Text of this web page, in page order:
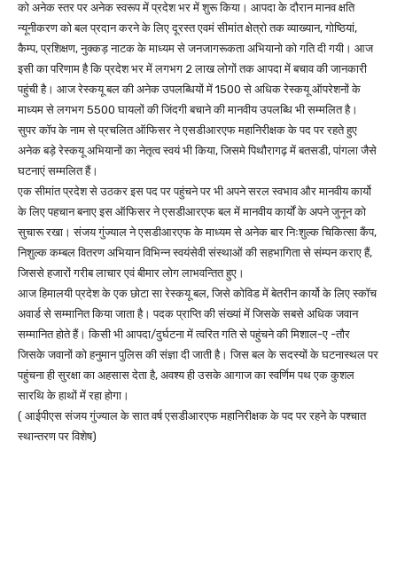
को अनेक स्तर पर अनेक स्वरूप में प्रदेश भर में शुरू किया। आपदा के दौरान मानव क्षति
न्यूनीकरण को बल प्रदान करने के लिए दूरस्त एवमं सीमांत क्षेत्रो तक व्याख्यान, गोष्ठियां,
कैम्प, प्रशिक्षण, नुक्कड़ नाटक के माध्यम से जनजागरूकता अभियानो को गति दी गयी। आज
इसी का परिणाम है कि प्रदेश भर में लगभग 2 लाख लोगों तक आपदा में बचाव की जानकारी
पहुंची है। आज रेस्कयू बल की अनेक उपलब्धियों में 1500 से अधिक रेस्कयू ऑपरेशनों के
माध्यम से लगभग 5500 घायलों की जिंदगी बचाने की मानवीय उपलब्धि भी सम्मलित है।
सुपर कॉप के नाम से प्रचलित ऑफिसर ने एसडीआरएफ महानिरीक्षक के पद पर रहते हुए
अनेक बड़े रेस्कयू अभियानों का नेतृत्व स्वयं भी किया, जिसमे पिथौरागढ़ में बतसडी, पांगला जैसे
घटनाएं सम्मलित हैं।
एक सीमांत प्रदेश से उठकर इस पद पर पहुंचने पर भी अपने सरल स्वभाव और मानवीय कार्यो
के लिए पहचान बनाए इस ऑफिसर ने एसडीआरएफ बल में मानवीय कार्यों के अपने जुनून को
सुचारू रखा। संजय गुंज्याल ने एसडीआरएफ के माध्यम से अनेक बार निःशुल्क चिकित्सा कैंप,
निशुल्क कम्बल वितरण अभियान विभिन्न स्वयंसेवी संस्थाओं की सहभागिता से संम्पन कराए हैं,
जिससे हजारों गरीब लाचार एवं बीमार लोग लाभवन्तित हुए।
आज हिमालयी प्रदेश के एक छोटा सा रेस्कयू बल, जिसे कोविड में बेतरीन कार्यो के लिए स्कॉच
अवार्ड से सम्मानित किया जाता है। पदक प्राप्ति की संख्यां में जिसके सबसे अधिक जवान
सम्मानित होते हैं। किसी भी आपदा/दुर्घटना में त्वरित गति से पहुंचने की मिशाल-ए -तौर
जिसके जवानों को हनुमान पुलिस की संज्ञा दी जाती है। जिस बल के सदस्यों के घटनास्थल पर
पहुंचना ही सुरक्षा का अहसास देता है, अवश्य ही उसके आगाज का स्वर्णिम पथ एक कुशल
सारथि के हाथों में रहा होगा।
( आईपीएस संजय गुंज्याल के सात वर्ष एसडीआरएफ महानिरीक्षक के पद पर रहने के पश्चात
स्थान्तरण पर विशेष)